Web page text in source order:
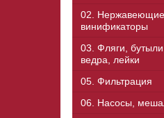
02. Нержавеющие
винификаторы
03. Фляги,
ведра, лейки
05. Фильтрация
06. Насосы,